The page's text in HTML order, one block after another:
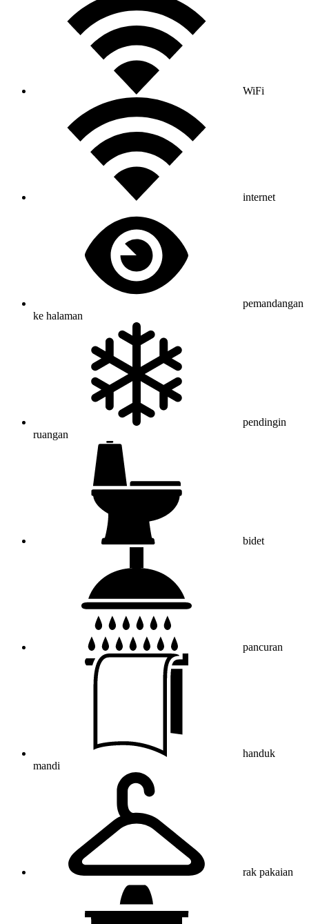
WiFi
internet
pemandangan
ke halaman
pendingin
ruangan
bidet
pancuran
handuk
mandi
rak pakaian